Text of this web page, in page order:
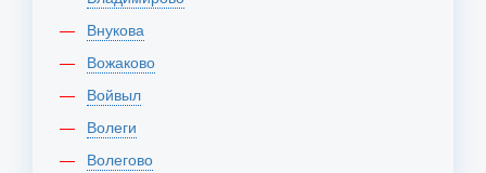
Внукова
Вожаково
Войвыл
Волеги
Волегово